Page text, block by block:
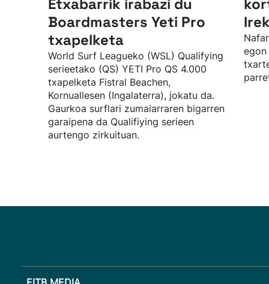
Etxabarrik irabazi du
Boardmasters Yeti Pro
txapelketa
World Surf Leagueko (WSL) Qualifying
serieetako (QS) YETI Pro QS 4.000
txapelketa Fistral Beachen,
Kornuallesen (Ingalaterra), jokatu da.
Gaurkoa surflari zumaiarraren bigarren
garaipena da Qualifiying serieen
aurtengo zirkuituan.